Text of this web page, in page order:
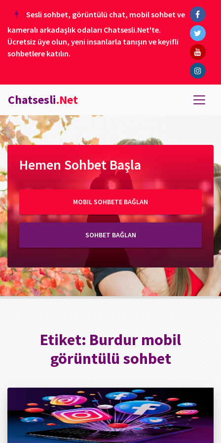
Sesli sohbet, görüntülü chat, mobil sohbet ve
kameralı arkadaşlık odaları Chatsesli.Net'te.
Ücretsiz üye olun, yeni insanlarla tanışın ve keyifli
sohbetlere katılın.
Chatsesli.Net
Hemen Sohbet Başla
MOBIL SOHBETE BAĞLAN
SOHBET BAĞLAN
Etiket: Burdur mobil
görüntülü sohbet